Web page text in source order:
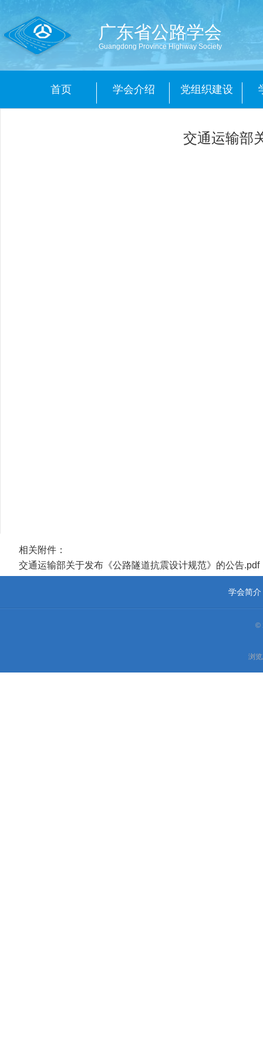
广东省公路学会
Guangdong Province Highway Society
首页 学会介绍 党组织建设
交通运输部
相关附件：
交通运输部关于发布《公路隧道抗震设计规范》的公告.pdf
学会简介
©
浏